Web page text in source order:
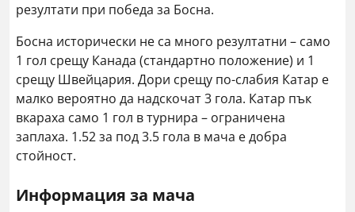
резултати при победа за Босна.
Босна исторически не са много резултатни – само
1 гол срещу Канада (стандартно положение) и 1
срещу Швейцария. Дори срещу по-слабия Катар е
малко вероятно да надскочат 3 гола. Катар пък
вкараха само 1 гол в турнира – ограничена
заплаха. 1.52 за под 3.5 гола в мача е добра
стойност.
Информация за мача